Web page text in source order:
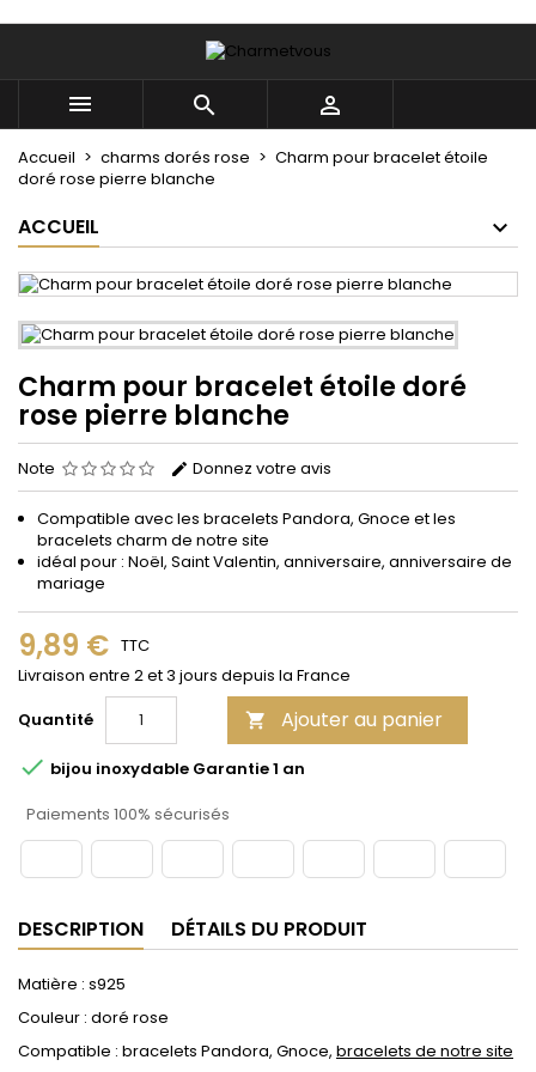
  
Accueil charms dorés rose
Charm pour bracelet étoile
doré rose pierre blanche
ACCUEIL
Charm pour bracelet étoile doré
rose pierre blanche
Note Donnez votre avis
Compatible avec les bracelets Pandora, Gnoce et les
bracelets charm de notre site
idéal pour : Noël, Saint Valentin, anniversaire, anniversaire de
mariage
9,89 € TTC
Livraison entre 2 et 3 jours depuis la France
Quantité
 Ajouter au panier
 bijou inoxydable Garantie 1 an
Paiements 100% sécurisés
DESCRIPTION DÉTAILS DU PRODUIT
Matière : s925
Couleur : doré rose
Compatible : bracelets Pandora, Gnoce, bracelets de notre site
×
×
((label))
×
Vous devez être connecté pour ajouter des produits
à votre liste d'envies.